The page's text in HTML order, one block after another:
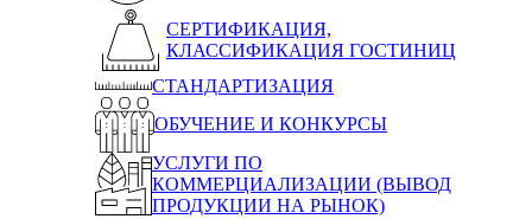
СЕРТИФИКАЦИЯ,
КЛАССИФИКАЦИЯ ГОСТИНИЦ
СТАНДАРТИЗАЦИЯ
ОБУЧЕНИЕ И КОНКУРСЫ
УСЛУГИ ПО
КОММЕРЦИАЛИЗАЦИИ (ВЫВОД
ПРОДУКЦИИ НА РЫНОК)